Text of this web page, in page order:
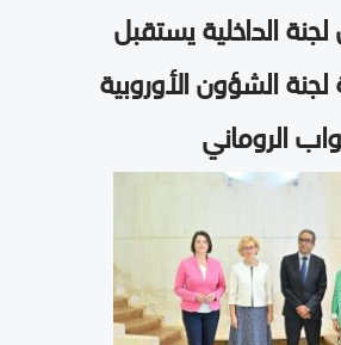
الداخلية يستقبل
لجنة الشؤون الأوروبية
الروماني